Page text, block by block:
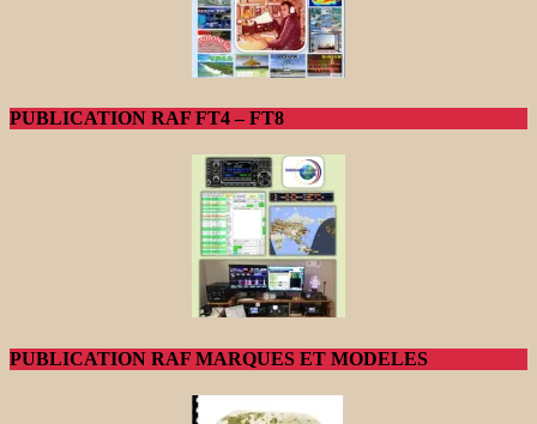
PUBLICATION RAF FT4 – FT8
PUBLICATION RAF MARQUES ET MODELES